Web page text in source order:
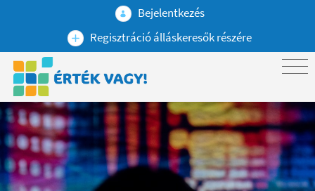
Bejelentkezés
Regisztráció álláskeresők részére